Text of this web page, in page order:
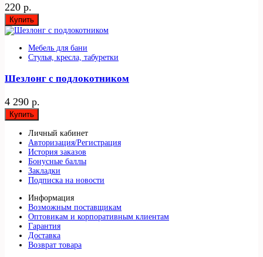
220 р.
Купить
Мебель для бани
Стулья, кресла, табуретки
Шезлонг с подлокотником
4 290 р.
Купить
Личный кабинет
Авторизация/Регистрация
История заказов
Бонусные баллы
Закладки
Подписка на новости
Информация
Возможным поставщикам
Оптовикам и корпоративным клиентам
Гарантия
Доставка
Возврат товара